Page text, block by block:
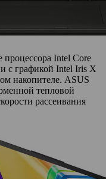
процессора Intel Core
с графикой Intel Iris X
накопителе. ASUS
тепловой
рассеивания